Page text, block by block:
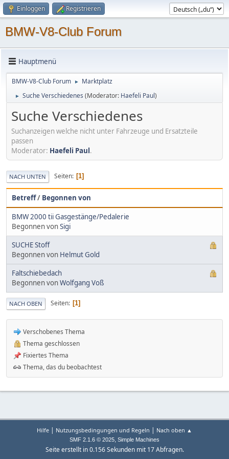
Einloggen Registrieren
BMW-V8-Club Forum
Hauptmenü
BMW-V8-Club Forum ► Marktplatz
► Suche Verschiedenes (Moderator: Haefeli Paul)
Suche Verschiedenes
Suchanzeigen welche nicht unter Fahrzeuge und Ersatzteile
passen
Moderator: Haefeli Paul.
NACH UNTEN Seiten 1
Betreff/ Begonnen von
BMW 2000 tii Gasgestänge/Pedalerie
Begonnen vonSigi
SUCHE Stoff
Begonnen von Helmut Gold
Faltschiebedach
Begonnen vonWolfgang Voß
NACH OBEN Seiten 1
Verschobenes Thema
Thema geschlossen
Fixiertes Thema
Thema, das du beobachtest
Hilfe | Nutzungsbedingungen und Regeln | Nach oben ▲
SMF 2.1.6 © 2025, Simple Machines
Seite erstellt in 0.156 Sekunden mit 17 Abfragen.